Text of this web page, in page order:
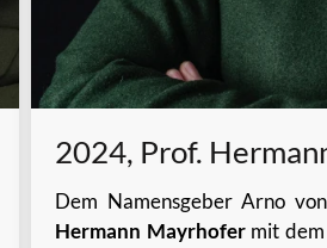
2024, Prof.
Dem Namensgeber Arno
Hermann Mayrhofermit dem